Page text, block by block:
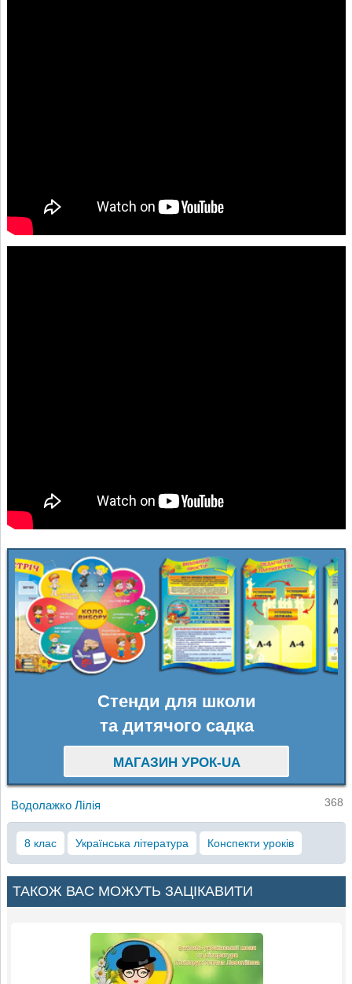
Стенди для школи
та дитячого садка
МАГАЗИН УРОК-UA
Водолажко Лілія 368
8 клас Українська література Конспекти уроків
ТАКОЖ ВАС МОЖУТЬ ЗАЦІКАВИТИ